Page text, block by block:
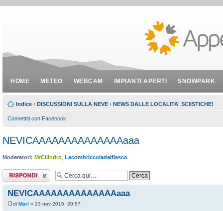
HOME METEO WEBCAM IMPIANTI APERTI SNOWPARK
Indice ‹ DISCUSSIONI SULLA NEVE ‹ NEWS DALLE LOCALITA' SCIISTICHE!
Connettiti con Facebook
NEVICAAAAAAAAAAAAAAaaa
Moderatori: MrCilindro Lacombriccoladelfiasco
Rispondi al
messaggio
NEVICAAAAAAAAAAAAAAaaa
di Mari » 23 nov 2015, 20:57